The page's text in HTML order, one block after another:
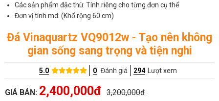
Các sản phẩm đặc thù: Tính riêng cho từng đơn cụ thể
Đơn vị tính md: (Khổ rộng 60 cm)
Đá Vinaquartz VQ9012w - Tạo nên không
gian sống sang trọng và tiện nghi
5.0 0 Đánh giá 294 Lượt xem
GIÁ BÁN: 2,400,000đ 3,200,000đ